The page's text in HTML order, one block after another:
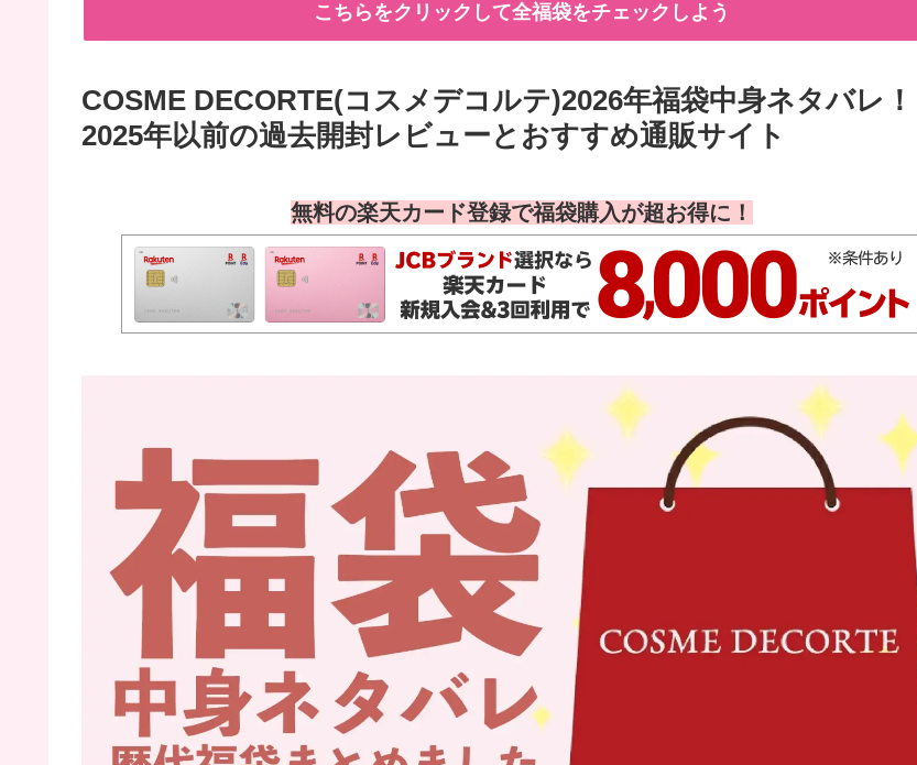
こちらをクリックして全福袋をチェックしよう
COSME DECORTE(コスメデコルテ)2026年福袋中身ネタバレ！
2025年以前の過去開封レビューとおすすめ通販サイト
無料の楽天カード登録で福袋購入が超お得に！